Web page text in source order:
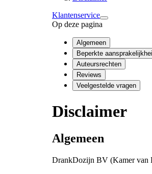
Klantenservice
Op deze pagina
Algemeen
Beperkte
Auteursrechten
Reviews
Veelgestelde vragen
Disclaimer
Algemeen
DrankDozijn BV (Kamer van